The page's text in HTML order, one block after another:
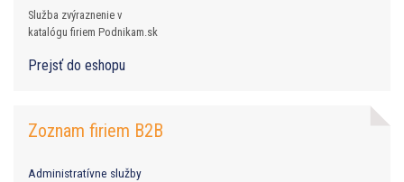
Služba zvýraznenie v
katalógu firiem Podnikam.sk
Prejsť do eshopu
Zoznam firiem B2B
Administratívne služby